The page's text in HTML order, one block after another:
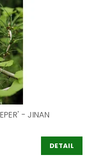
- JINAN
DETAIL